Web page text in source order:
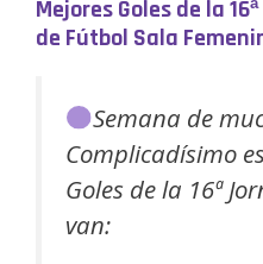
Mejores Goles de la
de Fútbol Sala
Semana de
Complicadísimo
Goles de la 16ª
van: